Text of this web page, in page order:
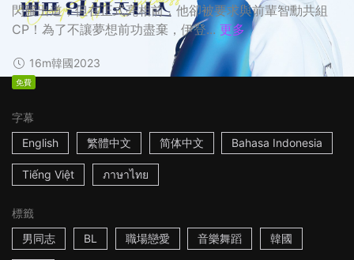
閃耀出道，但在正式亮相前，他卻被要求與前輩智勳共組
CP！為了不讓夢想前功盡棄，伊登... 更多
16m韓國2023
免費
字幕
English
繁體中文 简体中文 Bahasa Indonesia
Tiếng Việt ภาษาไทย
標籤
男同志
BL 職場戀愛 音樂舞蹈 韓國